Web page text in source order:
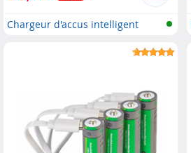
Chargeur d'accus intelligent